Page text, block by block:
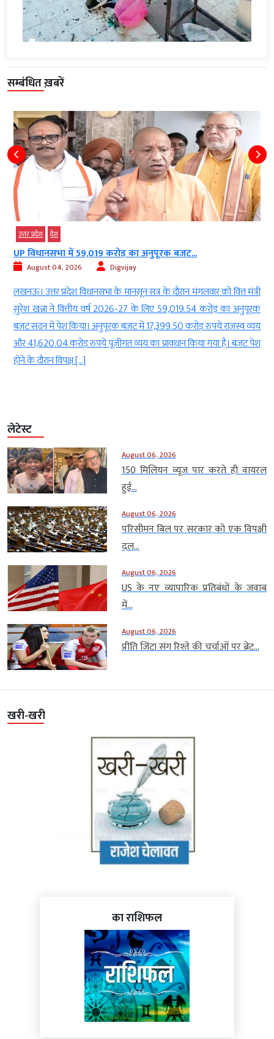
सम्बंधित ख़बरें
उत्तर प्रदेश देश
UP विधानसभा में 59,019 करोड़ का अनुपूरक बजट...
August 04, 2026 Digvijay
लखनऊ। उत्तर प्रदेश विधानसभा के मानसून सत्र के दौरान मंगलवार को वित्त मंत्री
सुरेश खन्ना ने वित्तीय वर्ष 2026-27 के लिए 59,019.54 करोड़ का अनुपूरक
बजट सदन में पेश किया। अनुपूरक बजट में 17,399.50 करोड़ रुपये राजस्व व्यय
और 41,620.04 करोड़ रुपये पूंजीगत व्यय का प्रावधान किया गया है। बजट पेश
होने के दौरान विपक्ष […]
लेटेस्ट
August 06, 2026
150 मिलियन व्यूज पार करते ही वायरल
हुई...
August 06, 2026
परिसीमन बिल पर सरकार को एक विपक्षी
दल...
August 06, 2026
US के नए व्यापारिक प्रतिबंधों के जवाब
में...
August 06, 2026
प्रीति जिंटा संग रिश्ते की चर्चाओं पर ब्रेट...
खरी-खरी
का राशिफल